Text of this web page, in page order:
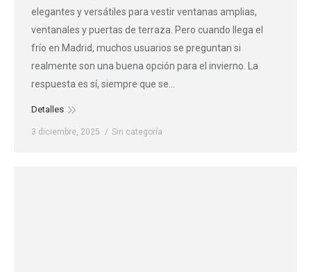
elegantes y versátiles para vestir ventanas amplias,
ventanales y puertas de terraza. Pero cuando llega el
frío en Madrid, muchos usuarios se preguntan si
realmente son una buena opción para el invierno. La
respuesta es sí, siempre que se…
Detalles
3 diciembre, 2025 Sin categoría